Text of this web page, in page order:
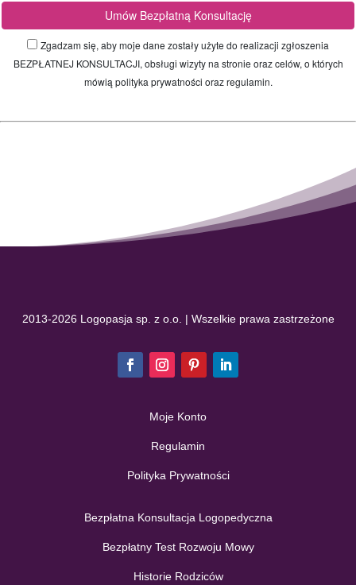
Zgadzam się, aby moje dane zostały użyte do realizacji zgłoszenia
BEZPŁATNEJ KONSULTACJI, obsługi wizyty na stronie oraz celów, o których
mówią polityka prywatności oraz regulamin.
2013-2026 Logopasja sp. z o.o. | Wszelkie prawa zastrzeżone
Moje Konto
Regulamin
Polityka Prywatności
Bezpłatna Konsultacja Logopedyczna
Bezpłatny Test Rozwoju Mowy
Historie Rodziców